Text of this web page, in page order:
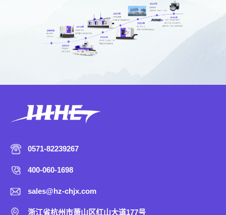
0571-82239267
400-060-1698
sales@hz-chjx.com
浙江省杭州市萧山区红山大道177号